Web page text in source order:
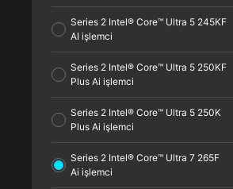
Series 2 Intel® Core™ Ultra 5 245KF
AI işlemci
Series 2 Intel® Core™ Ultra 5 250KF
Plus Ai işlemci
Series 2 Intel® Core™ Ultra 5 250K
Plus Ai işlemci
Series 2 Intel® Core™ Ultra 7 265F
Ai işlemci